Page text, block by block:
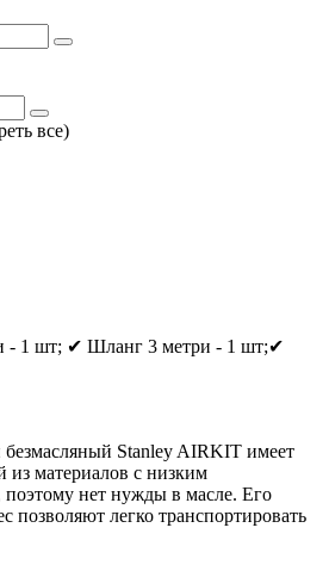
все)
- 1 шт; ✔ Шланг 3 метри - 1 шт;✔
Stanley AIRKIT имеет
из материалов с низким
нет нужды в масле. Его
позволяют легко транспортировать